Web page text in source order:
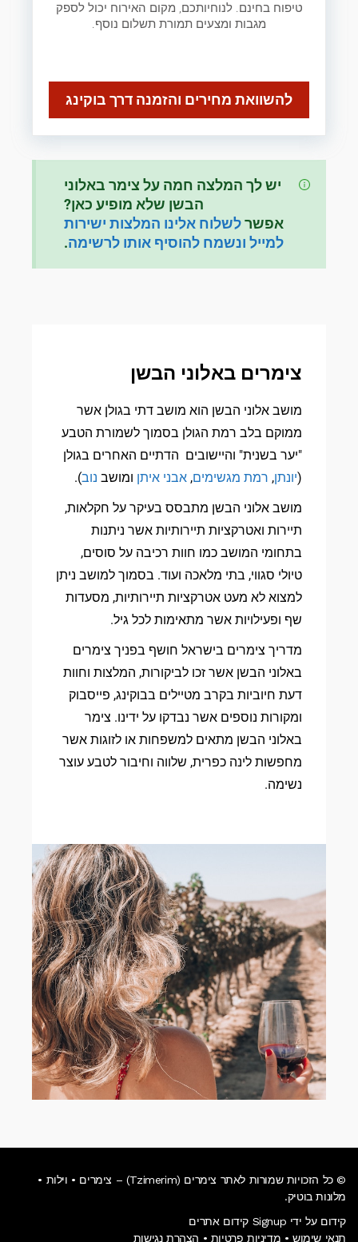
טיפוח בחינם. לנוחיותכם, מקום האירוח יכול לספק
מגבות ומצעים תמורת תשלום נוסף.
להשוואת מחירים והזמנה דרך בוקינג
יש לך המלצה חמה על צימר באלוני
הבשן שלא מופיע כאן?
אפשרלשלוח אלינו המלצות ישירות
למייל ונשמח להוסיף אותו לרשימה.
צימרים באלוני הבשן
מושב אלוני הבשן הוא מושב דתי בגולן אשר
ממוקם בלב רמת הגולן בסמוך לשמורת הטבע
"יער בשנית" והיישובים הדתיים האחרים בגולן
(יונתן, רמת מגשימים, אבני איתן ומושב נוב).
מושב אלוני הבשן מתבסס בעיקר על חקלאות,
תיירות ואטרקציות תיירותיות אשר ניתנות
בתחומי המושב כמו חוות רכיבה על סוסים,
טיולי סגווי, בתי מלאכה ועוד. בסמוך למושב ניתן
למצוא לא מעט אטרקציות תיירותיות, מסעדות
שף ופעילויות אשר מתאימות לכל גיל.
מדריך צימרים בישראל חושף בפניך צימרים
באלוני הבשן אשר זכו לביקורות, המלצות וחוות
דעת חיוביות בקרב מטיילים בבוקינג, פייסבוק
ומקורות נוספים אשר נבדקו על ידינו. צימר
באלוני הבשן מתאים למשפחות או לזוגות אשר
מחפשות לינה כפרית, שלווה וחיבור לטבע עוצר
נשימה.
© כל הזכויות שמורות לאתר צימרים (Tzimerim) – צימרים • וילות •
מלונות בוטיק.
קידום על ידי Signup קידום אתרים
תנאי שימוש • מדיניות פרטיות • הצהרת נגישות